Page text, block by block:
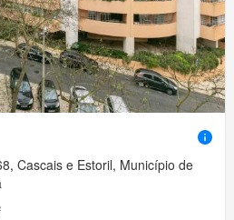
Cascais e Estoril, Município de